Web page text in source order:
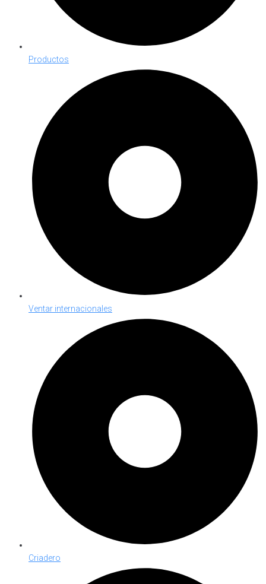
Productos
Ventar internacionales
Criadero